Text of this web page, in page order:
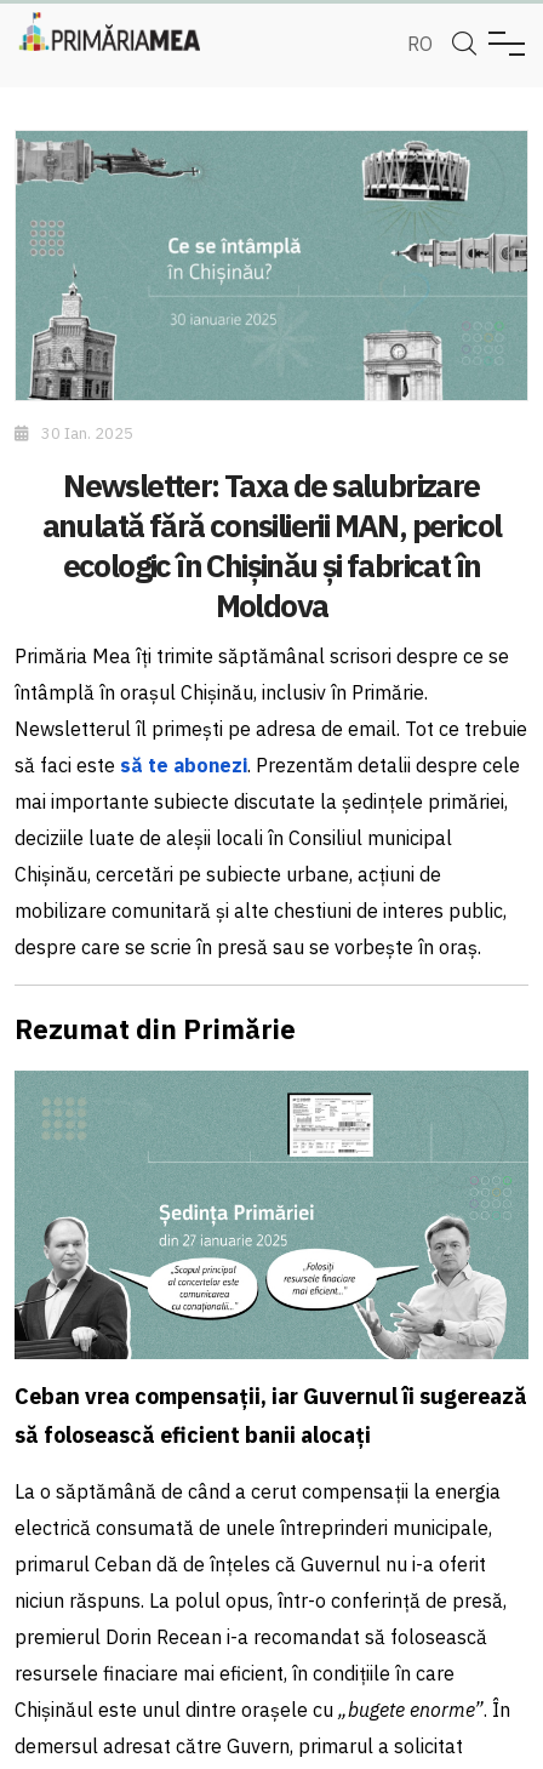
RO
30 Ian. 2025
Newsletter: Taxa de salubrizare
anulată fără consilierii MAN, pericol
ecologic în Chișinău și fabricat în
Moldova
Primăria Mea îți trimite săptămânal scrisori despre ce se
întâmplă în orașul Chișinău, inclusiv în Primărie.
Newsletterul îl primești pe adresa de email. Tot ce trebuie
să faci este să te abonezi. Prezentăm detalii despre cele
mai importante subiecte discutate la ședințele primăriei,
deciziile luate de aleșii locali în Consiliul municipal
Chișinău, cercetări pe subiecte urbane, acțiuni de
mobilizare comunitară și alte chestiuni de interes public,
despre care se scrie în presă sau se vorbește în oraș.
Rezumat din Primărie
Ceban vrea compensații, iar Guvernul îi sugerează
să folosească eficient banii alocați
La o săptămână de când a cerut compensații la energia
electrică consumată de unele întreprinderi municipale,
primarul Ceban dă de înțeles că Guvernul nu i-a oferit
niciun răspuns. La polul opus, într-o conferință de presă,
premierul Dorin Recean i-a recomandat să folosească
resursele finaciare mai eficient, în condițiile în care
Chișinăul este unul dintre orașele cu „bugete enorme”. În
demersul adresat către Guvern, primarul a solicitat